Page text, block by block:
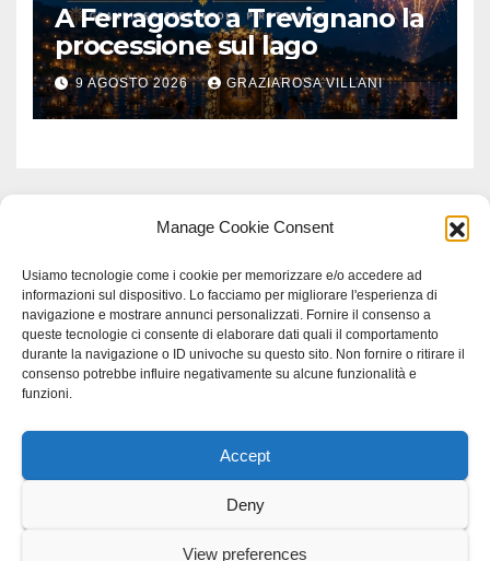
Manage Cookie Consent
Usiamo tecnologie come i cookie per memorizzare e/o accedere ad
informazioni sul dispositivo. Lo facciamo per migliorare l'esperienza di
navigazione e mostrare annunci personalizzati. Fornire il consenso a
queste tecnologie ci consente di elaborare dati quali il comportamento
durante la navigazione o ID univoche su questo sito. Non fornire o ritirare il
consenso potrebbe influire negativamente su alcune funzionalità e
funzioni.
Accept
Deny
View preferences
A Ferragosto a Trevignano la
processione sul lago
9 AGOSTO 2026 GRAZIAROSA VILLANI
Proudly powered by WordPress|Tema: Newspaperex di
Scienza studio specialistico bracciano